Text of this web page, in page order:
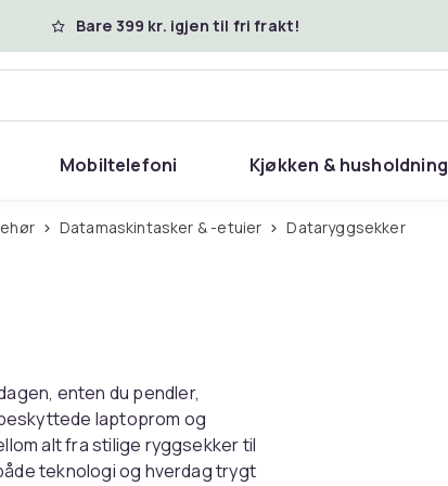
Bare 399 kr. igjen til fri frakt!
Mobiltelefoni Kjøkken & husholdning
Datamaskintasker & -etuier Dataryggsekker
enten du pendler,
laptoprom og
alt fra stilige ryggsekker til
teknologi og hverdag trygt